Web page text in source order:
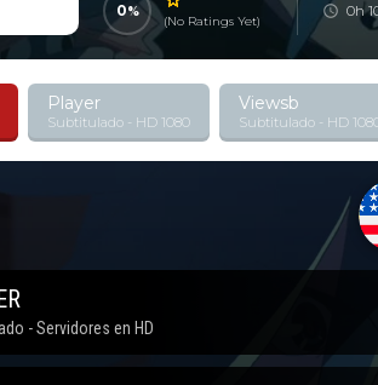
0
(No Ratings Yet)
0h
Player
Subtitulado - HD 1080
Viewsb
Subtitulado - HD